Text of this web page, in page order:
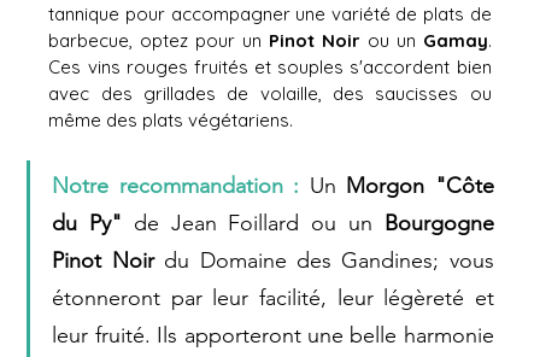
tannique pour accompagner une variété de plats de
barbecue, optez pour un Pinot Noir ou un Gamay.
Ces vins rouges fruités et souples s'accordent bien
avec des grillades de volaille, des saucisses ou
même des plats végétariens.
Notre recommandation : Un Morgon "Côte
du Py" de Jean Foillard ou un Bourgogne
Pinot Noir du Domaine des Gandines; vous
étonneront par leur facilité, leur légèreté et
leur fruité. Ils apporteront une belle harmonie